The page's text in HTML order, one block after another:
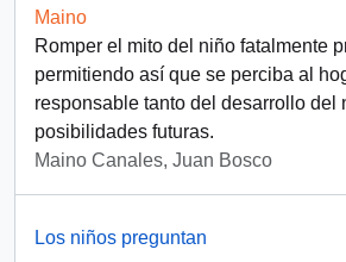
Maino
Romper el mito del niño fatalmente
permitiendo así que se perciba al
responsable tanto del desarrollo del
posibilidades futuras.
Maino Canales, Juan Bosco
Los niños preguntan